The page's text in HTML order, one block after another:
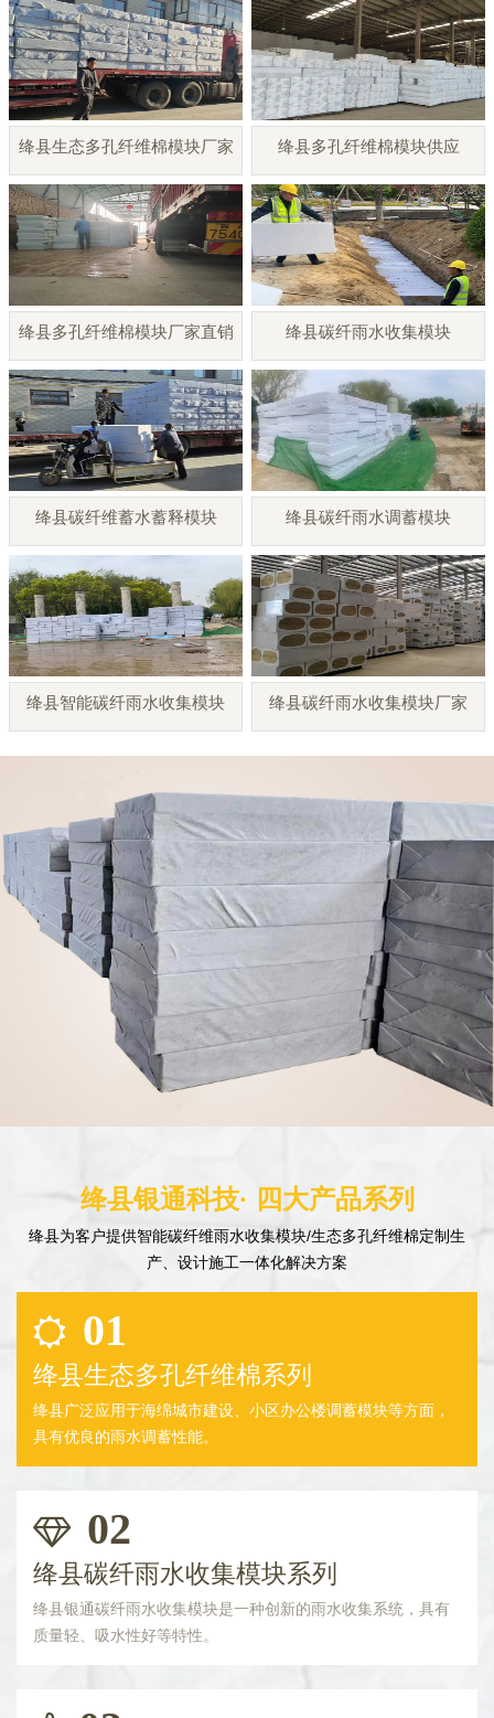
绛县生态多孔纤维棉模块厂家 绛县多孔纤维棉模块供应
绛县多孔纤维棉模块厂家直销 绛县碳纤雨水收集模块
绛县碳纤维蓄水蓄释模块 绛县碳纤雨水调蓄模块
绛县智能碳纤雨水收集模块 绛县碳纤雨水收集模块厂家
绛县银通科技· 四大产品系列
绛县为客户提供智能碳纤维雨水收集模块/生态多孔纤维棉定制生
产、设计施工一体化解决方案
01
绛县生态多孔纤维棉系列
绛县广泛应用于海绵城市建设、小区办公楼调蓄模块等方面，
具有优良的雨水调蓄性能。
02
绛县碳纤雨水收集模块系列
绛县银通碳纤雨水收集模块是一种创新的雨水收集系统，具有
质量轻、吸水性好等特性。